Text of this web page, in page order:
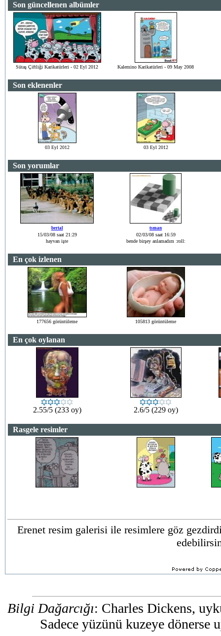
Son güncellenen albümler
Sütaş Çiftliği Karikatürleri - 02 Eyl 2012 Kalemino Karikatürleri - 09 May 2008
Son eklenenler
03 Eyl 2012 03 Eyl 2012
Son yorumlar
bertal
15/03/08 saat 21:29
hayvan işte
tsman
02/03/08 saat 16:59
bende birşey anlamadım :roll:
En çok izlenen
177656 görüntüleme 105813 görüntüleme
En çok oylanan
2.55/5 (233 oy) 2.6/5 (229 oy)
Rasgele resimler
Erenet resim galerisi ile resimlere göz
Bilgi Dağarcığı: Charles Dickens,
Sadece yüzünü kuzeye dönerse